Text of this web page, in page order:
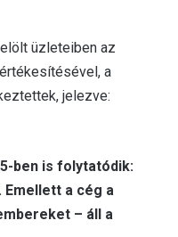
üzleteiben az
a
jelezve:
ben is folytatódik:
a cég a
– áll a